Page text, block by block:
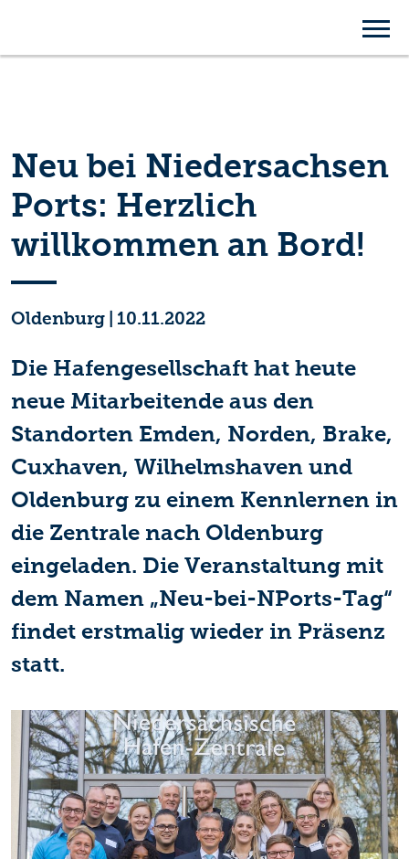
Neu bei Niedersachsen
Ports: Herzlich
willkommen an Bord!
Oldenburg 10.11.2022
Die Hafengesellschaft hat heute
neue Mitarbeitende aus den
Standorten Emden, Norden, Brake,
Cuxhaven, Wilhelmshaven und
Oldenburg zu einem Kennlernen in
die Zentrale nach Oldenburg
eingeladen. Die Veranstaltung mit
dem Namen „Neu-bei-NPorts-Tag“
findet erstmalig wieder in Präsenz
statt.